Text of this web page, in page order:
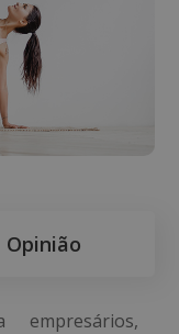
Opinião
empresários,